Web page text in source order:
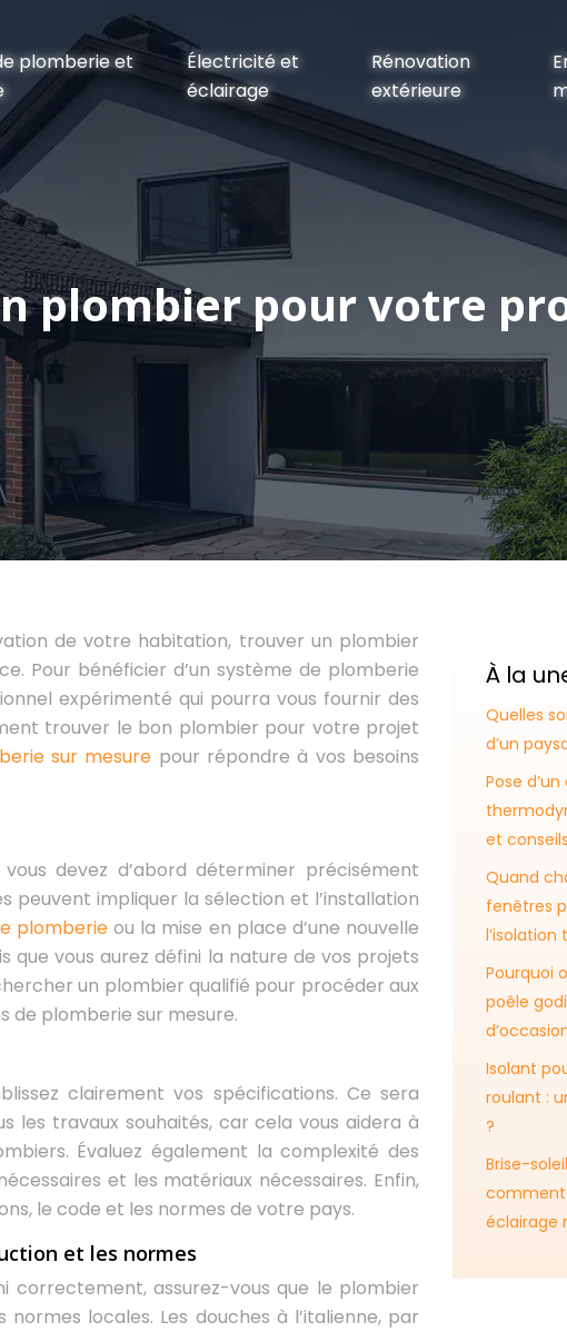
plomberie et
Électricité et
éclairage
Rénovation
extérieure
plombier pour votre
de votre habitation, trouver un plombier
Pour bénéficier d’un système de plomberie
expérimenté qui pourra vous fournir des
trouver le bon plombier pour votre projet
sur mesure pour répondre à vos besoins
devez d’abord déterminer précisément
peuvent impliquer la sélection et l’installation
plomberie ou la mise en place d’une nouvelle
que vous aurez défini la nature de vos projets
un plombier qualifié pour procéder aux
de plomberie sur mesure.
clairement vos spécifications. Ce sera
les travaux souhaités, car cela vous aidera à
Évaluez également la complexité des
et les matériaux nécessaires. Enfin,
le code et les normes de votre pays.
et les normes
correctement, assurez-vous que le plombier
locales. Les douches à l’italienne, par
À la
Quelles
d’un
Pose
et
Quand
fenêtres
l’isolation
Pourquoi
poêle
Isolant
roulant :
?
Brise-
éclairage